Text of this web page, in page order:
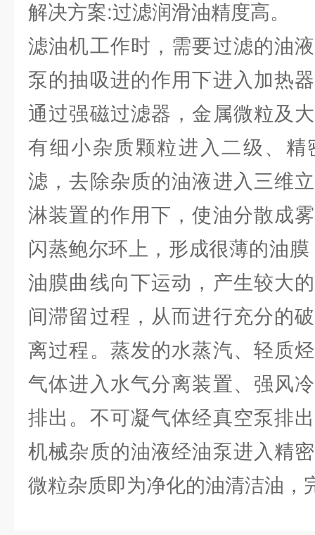
解决方案:过滤润滑油精度高。
滤油机工作时，需要过滤的油
泵的抽吸进的作用下进入加热
通过强磁过滤器，金属微粒及
有细小杂质颗粒进入二级、精
滤，去除杂质的油液进入三维
淋装置的作用下，使油分散成
闪蒸鲍尔环上，形成很薄的油
油膜曲线向下运动，产生较大
间滞留过程，从而进行充分的
离过程。蒸发的水蒸汽、轻质
气体进入水气分离装置、强风
排出。不可凝气体经真空泵排
机械杂质的油液经油泵进入精
微粒杂质即为净化的油清洁油，